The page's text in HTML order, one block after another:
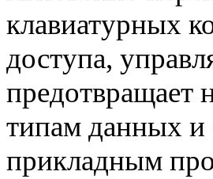
клавиатурных
доступа,
предотвращает
типам данных и
прикладным